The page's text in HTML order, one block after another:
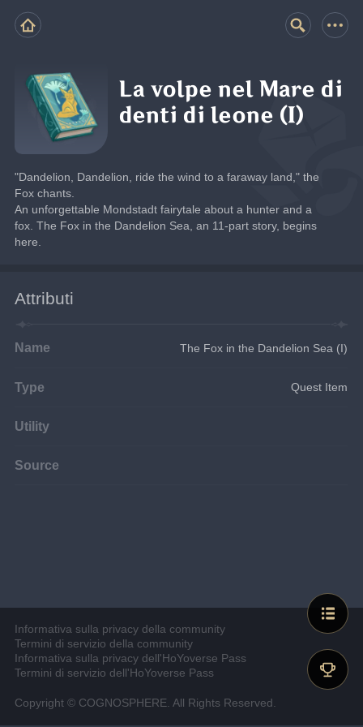
La volpe nel Mare di
denti di leone (I)
"Dandelion, Dandelion, ride the wind to a faraway land," the
Fox chants.
An unforgettable Mondstadt fairytale about a hunter and a
fox. The Fox in the Dandelion Sea, an 11-part story, begins
here.
Attributi
Name The Fox in the Dandelion Sea (I)
Type Quest Item
Utility
Source
Informativa sulla privacy della community
Termini di servizio della community
Informativa sulla privacy dell'HoYoverse Pass
Termini di servizio dell'HoYoverse Pass
Copyright © COGNOSPHERE. All Rights Reserved.